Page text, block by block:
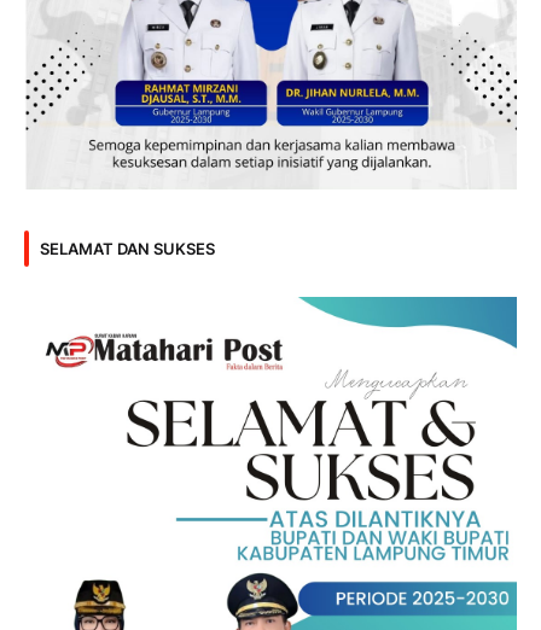
SELAMAT DAN SUKSES